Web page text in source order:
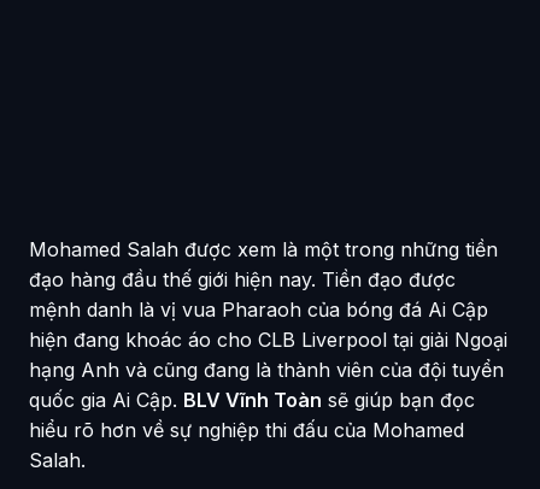
Mohamed Salah được xem là một trong những tiền
đạo hàng đầu thế giới hiện nay. Tiền đạo được
mệnh danh là vị vua Pharaoh của bóng đá Ai Cập
hiện đang khoác áo cho CLB Liverpool tại giải Ngoại
hạng Anh và cũng đang là thành viên của đội tuyển
quốc gia Ai Cập. BLV Vĩnh Toàn sẽ giúp bạn đọc
hiểu rõ hơn về sự nghiệp thi đấu của Mohamed
Salah.